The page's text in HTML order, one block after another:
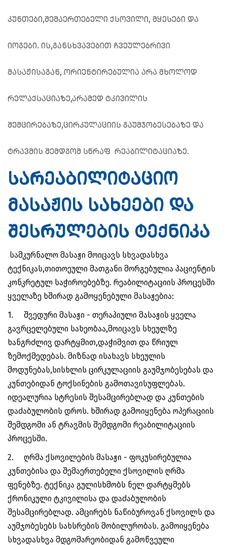
კუნთები,შემაერთებელი ქსოვილი, მყესები და
იოგები. ის,განსხვავებით ჩვეულებრივი
მასაჟისაგან, ორიენტირებულია არა მხოლოდ
რელაქსაციაზე,არამედ ტკივილის
შემცირებაზე,ცირკულაციის გაუმჯობესებაზე და
ტრავმის შემდგომ სწრაფ რეაბილიტაციაზე.
სარეაბილიტაციო
მასაჟის სახეები და
შესრულების ტექნიკა
სამკურნალო მასაჟი მოიცავს სხვადასხვა
ტექნიკას,თითოეული მათგანი მორგებულია პაციენტის
კონკრეტულ საჭიროებებზე. რეაბილიტაციის პროცესში
ყველაზე ხშირად გამოყენებული მასაჟებია:
1.
შვედური მასაჟი - თერაპიული მასაჟის ყველა
გავრცელებული სახეობაა,მოიცავს სხეულზე
ხანგრძლივ დარტყმით,დაჭიმვით და წრიულ
ზემოქმედებას. მიზნად ისახავს სხეულის
მოდუნებას,სისხლის ცირკულაციის გაუმჯობესებას და
კუნთებიდან ტოქსინების გამოთავისუფლებას.
იდეალურია სტრესის შესამცირებლად და კუნთების
დაძაბულობის დროს. ხშირად გამოიყენება ოპერაციის
შემდგომი ან ტრავმის შემდგომი რეაბილიტაციის
პროცესში.
2.
ღრმა ქსოვილების მასაჟი - ფოკუსირებულია
კუნთებისა და შემაერთებელი ქსოვილის ღრმა
ფენებზე. ტექნიკა გულისხმობს ნელ დარტყმებს
ქრონიკული ტკივილისა და დაძაბულობის
შესამცირებლად. ამცირებს ნაწიბუროვან ქსოვილს და
აუმჯობესებს სახსრების მობილურობას. გამოიყენება
სხვადასხვა მდგომარეობიდან გამოწვეული